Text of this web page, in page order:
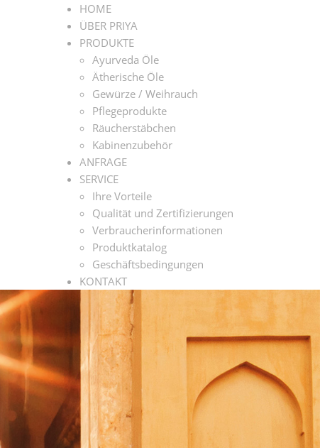
HOME
ÜBER PRIYA
PRODUKTE
Ayurveda Öle
Ätherische Öle
Gewürze / Weihrauch
Pflegeprodukte
Räucherstäbchen
Kabinenzubehör
ANFRAGE
SERVICE
Ihre Vorteile
Qualität und Zertifizierungen
Verbraucherinformationen
Produktkatalog
Geschäftsbedingungen
KONTAKT